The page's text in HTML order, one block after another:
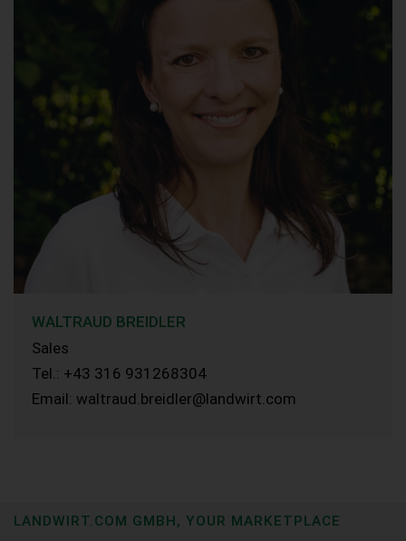
WALTRAUD BREIDLER
Sales
Tel.: +43 316 931268304
Email: waltraud.breidler@landwirt.com
LANDWIRT.COM GMBH, YOUR MARKETPLACE